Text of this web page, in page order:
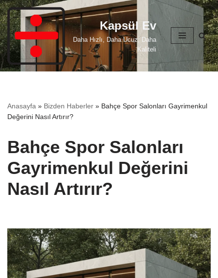
İçeriğe
geç
Kapsül Ev
Daha Hızlı, Daha Ucuz, Daha
Kaliteli
Anasayfa » Bizden Haberler » Bahçe Spor Salonları Gayrimenkul
Değerini Nasıl Artırır?
Bahçe Spor Salonları
Gayrimenkul Değerini
Nasıl Artırır?